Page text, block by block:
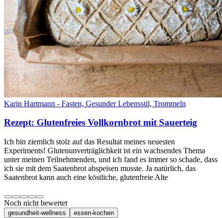
Karin Hartmann - Fasten, Gesunder Lebensstil, Trommeln
Rezept: Glutenfreies Vollkornbrot mit Sauerteig
Ich bin ziemlich stolz auf das Resultat meines neuesten
Experiments! Glutenunverträglichkeit ist ein wachsendes Thema
unter meinen Teilnehmenden, und ich fand es immer so schade, dass
ich sie mit dem Saatenbrot abspeisen musste. Ja natürlich, das
Saatenbrot kann auch eine köstliche, glutenfreie Alte
Noch nicht bewertet
gesundheit-wellness essen-kochen